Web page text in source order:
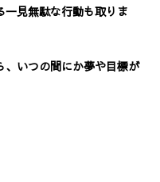
見無駄な行動も取りま
、いつの間にか夢や目標が